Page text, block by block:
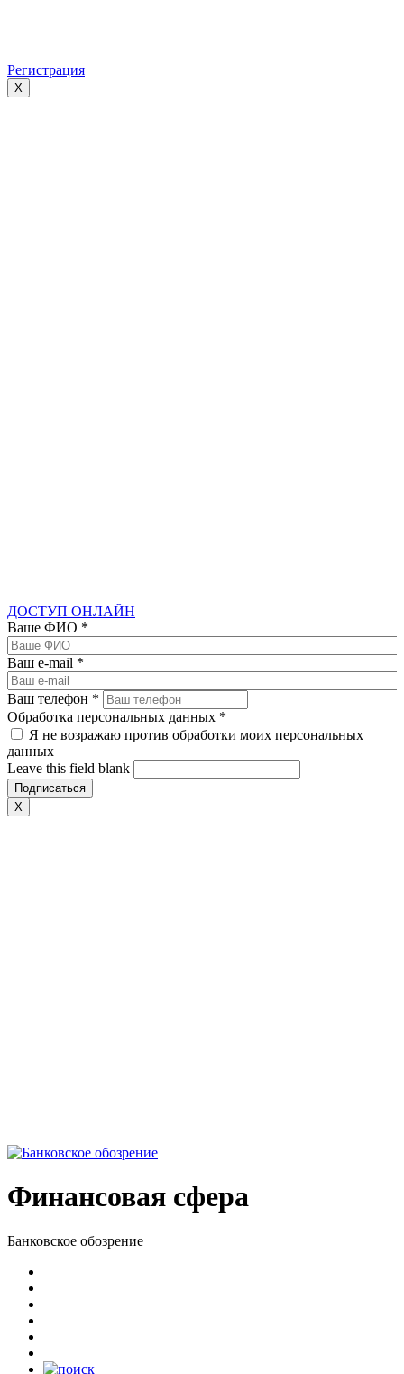
Регистрация
X
ДОСТУП ОНЛАЙН
Ваше ФИО *
Ваш e-mail *
Ваш телефон *
Обработка персональных данных *
Я не возражаю против обработки моих персональных
данных
Leave this field blank
X
Финансовая сфера
Банковское обозрение